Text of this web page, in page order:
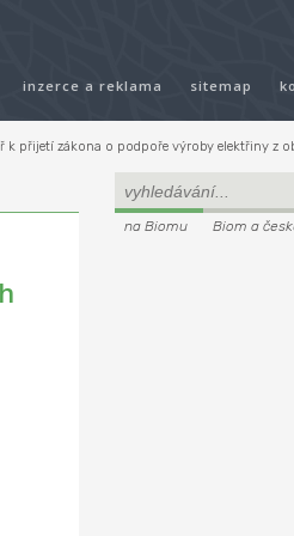
inzerce a reklama sitemap
k přijetí zákona o podpoře výroby elektřiny z
na Biomu Biom a